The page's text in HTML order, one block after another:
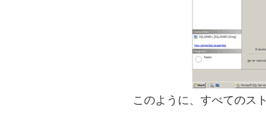
このように、すべてのス